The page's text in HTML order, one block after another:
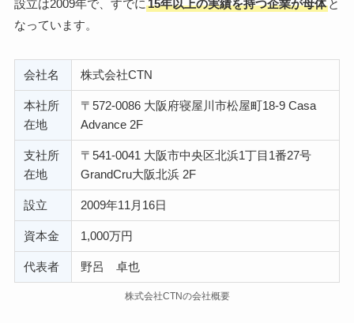
設立は2009年で、すでに 15年以上の実績を持つ企業が母体と
なっています。
会社名 株式会社CTN
本社所
在地
〒572-0086 大阪府寝屋川市松屋町18-9 Casa
Advance 2F
支社所
在地
〒541-0041 大阪市中央区北浜1丁目1番27号
GrandCru大阪北浜 2F
設立 2009年11月16日
資本金 1,000万円
代表者 野呂 卓也
株式会社CTNの会社概要